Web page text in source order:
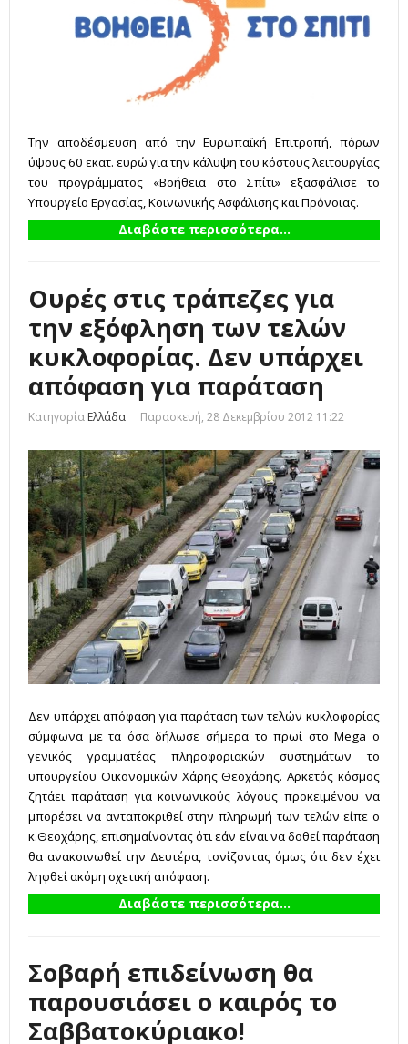
Tην αποδέσμευση από την Ευρωπαϊκή Επιτροπή, πόρων
ύψους 60 εκατ. ευρώ για την κάλυψη του κόστους λειτουργίας
του προγράμματος «Βοήθεια στο Σπίτι» εξασφάλισε το
Υπουργείο Εργασίας, Κοινωνικής Ασφάλισης και Πρόνοιας.
Διαβάστε περισσότερα...
Ουρές στις τράπεζες για
την εξόφληση των τελών
κυκλοφορίας. Δεν υπάρχει
απόφαση για παράταση
Κατηγορία Ελλάδα Παρασκευή, 28 Δεκεμβρίου 2012 11:22
Δεν υπάρχει απόφαση για παράταση των τελών κυκλοφορίας
σύμφωνα με τα όσα δήλωσε σήμερα το πρωί στο Mega ο
γενικός γραμματέας πληροφοριακών συστημάτων το
υπουργείου Οικονομικών Χάρης Θεοχάρης. Αρκετός κόσμος
ζητάει παράταση για κοινωνικούς λόγους προκειμένου να
μπορέσει να ανταποκριθεί στην πληρωμή των τελών είπε ο
κ.Θεοχάρης, επισημαίνοντας ότι εάν είναι να δοθεί παράταση
θα ανακοινωθεί την Δευτέρα, τονίζοντας όμως ότι δεν έχει
ληφθεί ακόμη σχετική απόφαση.
Διαβάστε περισσότερα...
Σοβαρή επιδείνωση θα
παρουσιάσει ο καιρός το
Σαββατοκύριακο!